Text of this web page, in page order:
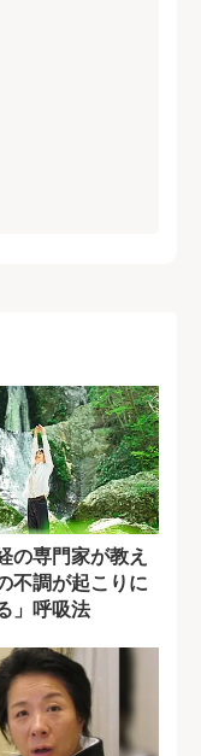
の専門家が教え
不調が起こりに
」呼吸法